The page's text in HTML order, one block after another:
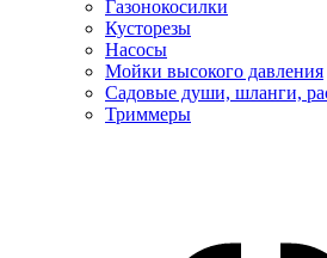
Газонокосилки
Кусторезы
Насосы
Мойки высокого давления
Садовые души, шланги,
Триммеры